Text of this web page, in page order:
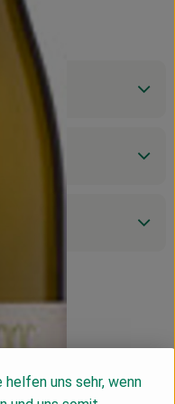
helfen uns sehr, wenn